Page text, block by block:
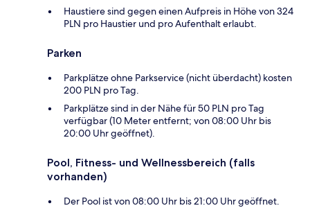
Haustiere sind gegen einen Aufpreis in Höhe von 324
PLN pro Haustier und pro Aufenthalt erlaubt.
Parken
Parkplätze ohne Parkservice (nicht überdacht) kosten
200 PLN pro Tag.
Parkplätze sind in der Nähe für 50 PLN pro Tag
verfügbar (10 Meter entfernt; von 08:00 Uhr bis
20:00 Uhr geöffnet).
Pool, Fitness- und Wellnessbereich (falls
vorhanden)
Der Pool ist von 08:00 Uhr bis 21:00 Uhr geöffnet.